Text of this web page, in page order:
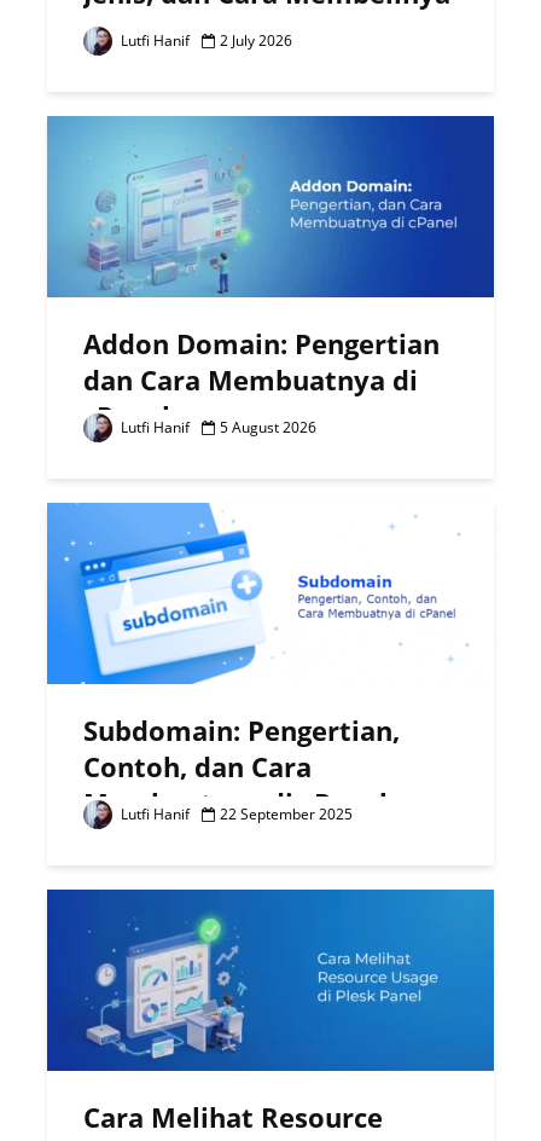
Lutfi Hanif 2 July 2026
Addon Domain: Pengertian
dan Cara Membuatnya di
cPanel
Lutfi Hanif 5 August 2026
Subdomain: Pengertian,
Contoh, dan Cara
Membuatnya di cPanel
Lutfi Hanif 22 September 2025
Cara Melihat Resource